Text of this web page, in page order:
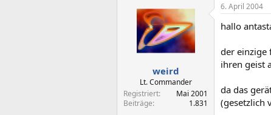
weird
Lt. Commander
Registriert
Mai 2001
Beiträge
1.831
6. April 2004
hallo
der einzige
ihren geist
da das
(gesetzlich